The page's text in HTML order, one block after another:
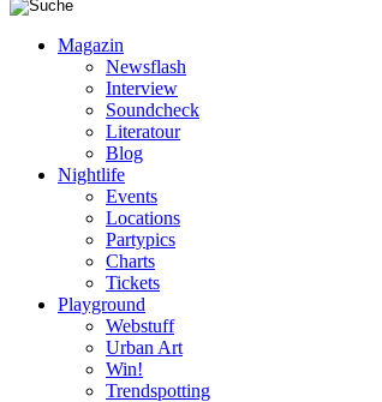
Magazin
Newsflash
Interview
Soundcheck
Literatour
Blog
Nightlife
Events
Locations
Partypics
Charts
Tickets
Playground
Webstuff
Urban Art
Win!
Trendspotting